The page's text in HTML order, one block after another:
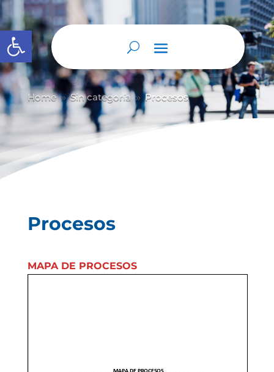
Abrir barra de herramientas
Home 9 Sin categoría 9 Procesos
Procesos
MAPA DE PROCESOS